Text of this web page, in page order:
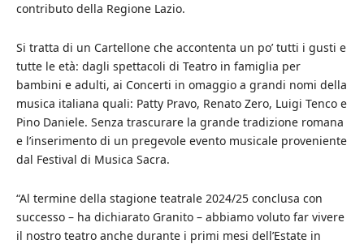
contributo della Regione Lazio.
Si tratta di un Cartellone che accontenta un po’ tutti i gusti e
tutte le età: dagli spettacoli di Teatro in famiglia per
bambini e adulti, ai Concerti in omaggio a grandi nomi della
musica italiana quali: Patty Pravo, Renato Zero, Luigi Tenco e
Pino Daniele. Senza trascurare la grande tradizione romana
e l’inserimento di un pregevole evento musicale proveniente
dal Festival di Musica Sacra.
“Al termine della stagione teatrale 2024/25 conclusa con
successo – ha dichiarato Granito – abbiamo voluto far vivere
il nostro teatro anche durante i primi mesi dell’Estate in